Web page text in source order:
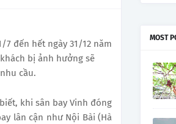
đến hết ngày 31/12 năm
bị ảnh hưởng sẽ
cầu.
khi sân bay Vinh đóng
lân cận như Nội Bài (Hà
MOST